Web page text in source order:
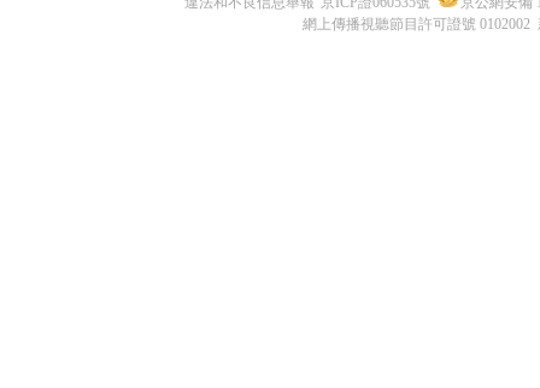
網上傳播視聽節目許可證號 0102002